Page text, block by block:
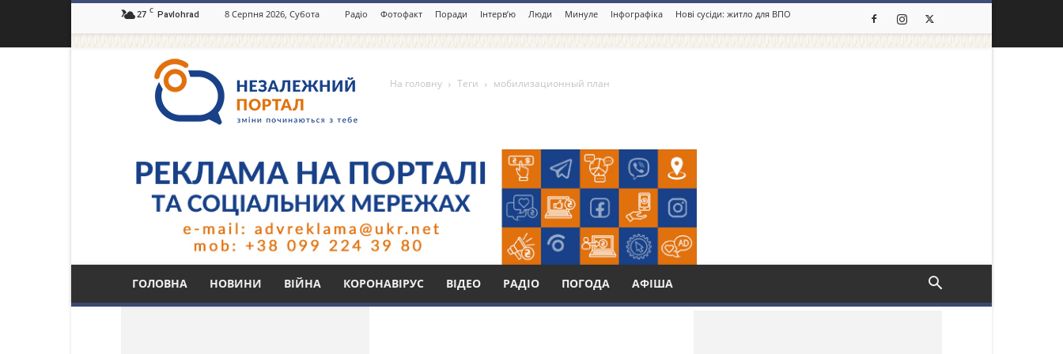
27 C Pavlohrad 8 Серпня 2026, Субота Радіо Фотофакт Поради Інтерв’ю Люди Минуле Інфографіка Нові сусіди: житло для ВПО
портал
Павлоград.dp.ua
ГОЛОВНА НОВИНИ ВІЙНА КОРОНАВІРУС ВІДЕО РАДІО ПОГОДА АФІША
На головну Теги мобилизационный план
Тег: мобилизационный план